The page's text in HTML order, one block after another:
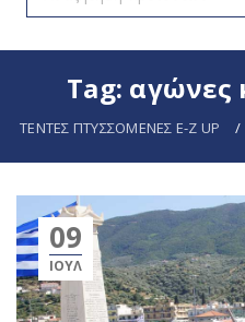
Tag: αγώνες
ΤΕΝΤΕΣ ΠΤΥΣΣΟΜΕΝΕΣ E-Z UP /
09
ΙΟΎΛ